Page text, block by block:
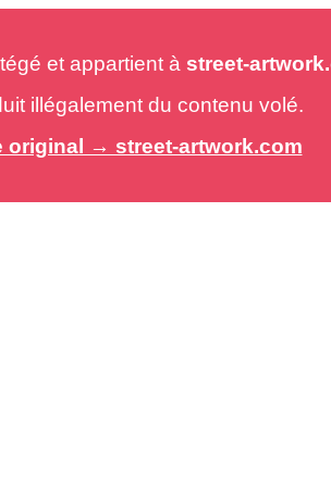
et appartient à street-
illégalement du contenu volé.
original → street-artwork.com